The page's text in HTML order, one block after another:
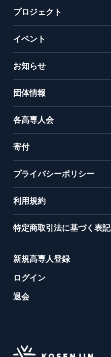
プロジェクト
イベント
お知らせ
団体情報
各高専人会
寄付
プライバシーポリシー
利用規約
特定商取引法に基づく表記
新規高専人登録
ログイン
退会